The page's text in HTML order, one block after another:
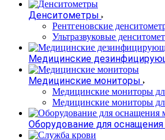
Денситометры
Рентгеновские
Ультразвуковые
Медицинские
Медицинские мониторы
Медицинские мониторы
Медицинские мониторы
Оборудование для